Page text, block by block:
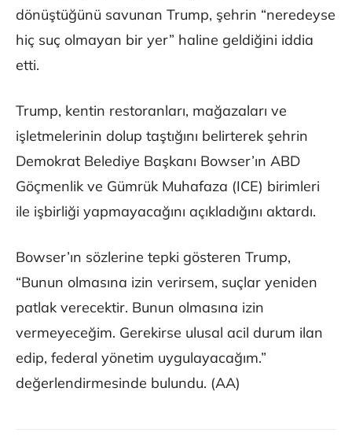
dönüştüğünü savunan Trump, şehrin “neredeyse
hiç suç olmayan bir yer” haline geldiğini iddia
etti.
Trump, kentin restoranları, mağazaları ve
işletmelerinin dolup taştığını belirterek şehrin
Demokrat Belediye Başkanı Bowser’ın ABD
Göçmenlik ve Gümrük Muhafaza (ICE) birimleri
ile işbirliği yapmayacağını açıkladığını aktardı.
Bowser’ın sözlerine tepki gösteren Trump,
“Bunun olmasına izin verirsem, suçlar yeniden
patlak verecektir. Bunun olmasına izin
vermeyeceğim. Gerekirse ulusal acil durum ilan
edip, federal yönetim uygulayacağım.”
değerlendirmesinde bulundu. (AA)